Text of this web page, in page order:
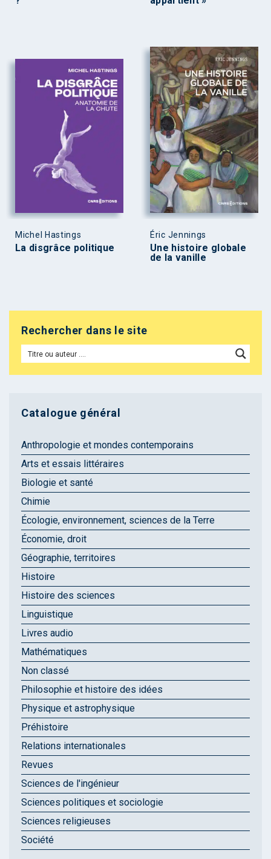
Michel Hastings
La disgrâce politique
Éric Jennings
Une histoire globale
de la vanille
Rechercher dans le site
Catalogue général
Anthropologie et mondes contemporains
Arts et essais littéraires
Biologie et santé
Chimie
Écologie, environnement, sciences de la Terre
Économie, droit
Géographie, territoires
Histoire
Histoire des sciences
Linguistique
Livres audio
Mathématiques
Non classé
Philosophie et histoire des idées
Physique et astrophysique
Préhistoire
Relations internationales
Revues
Sciences de l'ingénieur
Sciences politiques et sociologie
Sciences religieuses
Société